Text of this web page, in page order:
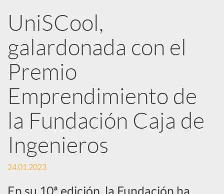
e
d
e
s
S
UniSCool,
galardonada con el
Premio
Emprendimiento de
la Fundación Caja de
Ingenieros
24.01.2023
En su 10ª edición, la Fundación ha